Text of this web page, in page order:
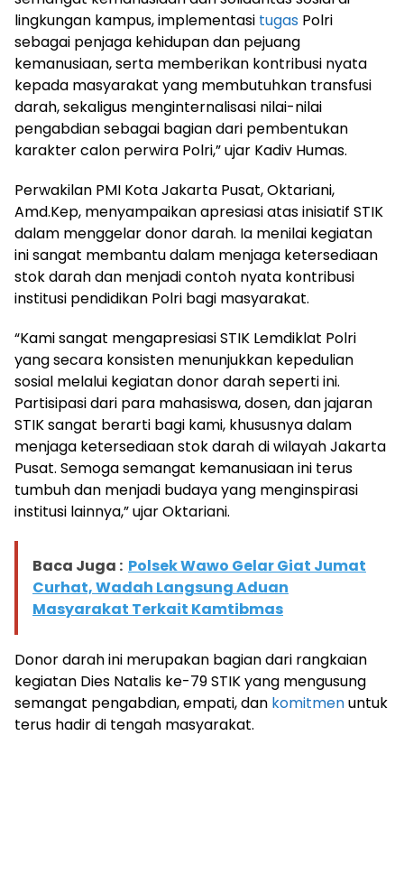
lingkungan kampus, implementasi tugas Polri
sebagai penjaga kehidupan dan pejuang
kemanusiaan, serta memberikan kontribusi nyata
kepada masyarakat yang membutuhkan transfusi
darah, sekaligus menginternalisasi nilai-nilai
pengabdian sebagai bagian dari pembentukan
karakter calon perwira Polri,” ujar Kadiv Humas.
Perwakilan PMI Kota Jakarta Pusat, Oktariani,
Amd.Kep, menyampaikan apresiasi atas inisiatif STIK
dalam menggelar donor darah. Ia menilai kegiatan
ini sangat membantu dalam menjaga ketersediaan
stok darah dan menjadi contoh nyata kontribusi
institusi pendidikan Polri bagi masyarakat.
“Kami sangat mengapresiasi STIK Lemdiklat Polri
yang secara konsisten menunjukkan kepedulian
sosial melalui kegiatan donor darah seperti ini.
Partisipasi dari para mahasiswa, dosen, dan jajaran
STIK sangat berarti bagi kami, khususnya dalam
menjaga ketersediaan stok darah di wilayah Jakarta
Pusat. Semoga semangat kemanusiaan ini terus
tumbuh dan menjadi budaya yang menginspirasi
institusi lainnya,” ujar Oktariani.
Baca Juga : Polsek Wawo Gelar Giat Jumat
Curhat, Wadah Langsung Aduan
Masyarakat Terkait Kamtibmas
Donor darah ini merupakan bagian dari rangkaian
kegiatan Dies Natalis ke-79 STIK yang mengusung
semangat pengabdian, empati, dan komitmenuntuk
terus hadir di tengah masyarakat.